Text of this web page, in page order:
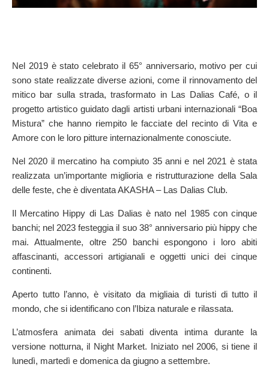
Nel 2019 è stato celebrato il 65° anniversario, motivo per cui
sono state realizzate diverse azioni, come il rinnovamento del
mitico bar sulla strada, trasformato in Las Dalias Café, o il
progetto artistico guidato dagli artisti urbani internazionali “Boa
Mistura” che hanno riempito le facciate del recinto di Vita e
Amore con le loro pitture internazionalmente conosciute.
Nel 2020 il mercatino ha compiuto 35 anni e nel 2021 è stata
realizzata un’importante miglioria e ristrutturazione della Sala
delle feste, che è diventata AKASHA – Las Dalias Club.
Il Mercatino Hippy di Las Dalias è nato nel 1985 con cinque
banchi; nel 2023 festeggia il suo 38° anniversario più hippy che
mai. Attualmente, oltre 250 banchi espongono i loro abiti
affascinanti, accessori artigianali e oggetti unici dei cinque
continenti.
Aperto tutto l’anno, è visitato da migliaia di turisti di tutto il
mondo, che si identificano con l’Ibiza naturale e rilassata.
L’atmosfera animata dei sabati diventa intima durante la
versione notturna, il Night Market. Iniziato nel 2006, si tiene il
lunedì, martedì e domenica da giugno a settembre.